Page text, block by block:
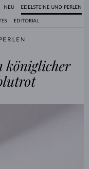
NEU EDELSTEINE UND PERLEN
EDITORIAL
königlicher